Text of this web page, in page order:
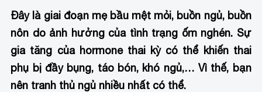
Đây là giai đoạn mẹ bầu mệt mỏi, buồn ngủ, buồn
nôn do ảnh hưởng của tình trạng ốm nghén. Sự
gia tăng của hormone thai kỳ có thể khiến thai
phụ bị đầy bụng, táo bón, khó ngủ,… Vì thế, bạn
nên tranh thủ ngủ nhiều nhất có thể.